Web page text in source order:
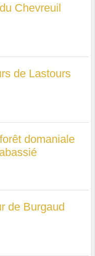
Chevreuil
de Lastours
domaniale
de Burgaud